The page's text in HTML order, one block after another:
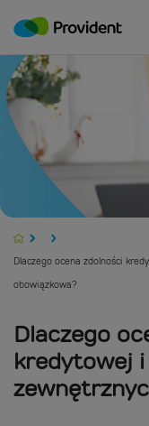
...
Dlaczego ocena zdolności
obowiązkowa?
Dlaczego
kredytowej